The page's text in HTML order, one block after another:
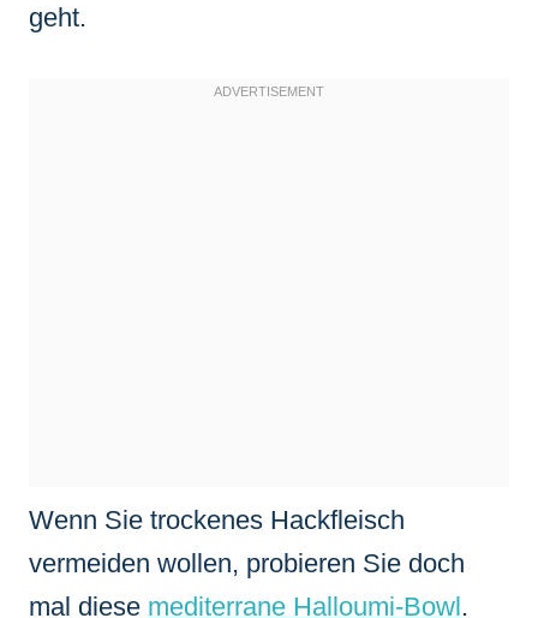
geht.
Wenn Sie trockenes Hackfleisch
vermeiden wollen, probieren Sie doch
mal diese mediterrane Halloumi-Bowl.